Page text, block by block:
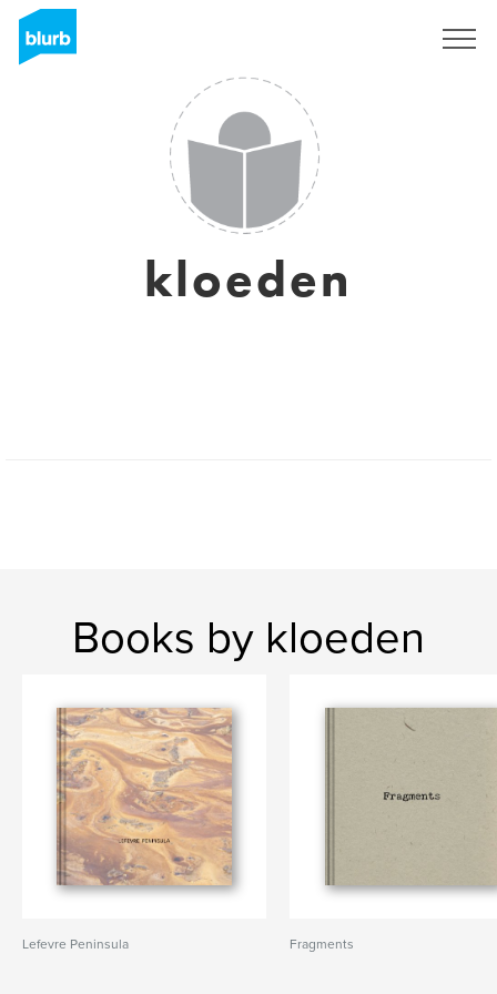
kloeden
Books by kloeden
Lefevre Peninsula Fragments